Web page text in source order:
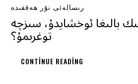
رىسالەئى نۇر ھەققىدە
بالىغا ئوخشايدۇ، سىزچە
توغرىمۇ؟
CONTINUE READING